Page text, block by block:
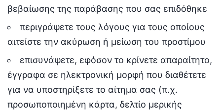
βεβαίωσης της παράβασης που σας επιδόθηκε
περιγράψετε τους λόγους για τους οποίους
αιτείστε την ακύρωση ή μείωση του προστίμου
επισυνάψετε, εφόσον το κρίνετε απαραίτητο,
έγγραφα σε ηλεκτρονική μορφή που διαθέτετε
για να υποστηρίξετε το αίτημα σας (π.χ.
προσωποποιημένη κάρτα, δελτίο μερικής